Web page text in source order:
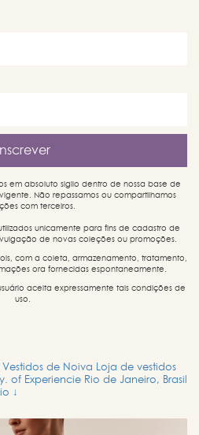
em absoluto sigilo dentro de nossa base de
Não repassamos ou compartilhamos
com terceiros.
unicamente para fins de cadastro de
de novas coleções ou promoções.
com a coleta, armazenamento, tratamento,
ora fornecidas espontaneamente.
aceita expressamente tais condições de
uso.
de Noiva Loja de vestidos
of Experiencie Rio de Janeiro, Brasil
↓